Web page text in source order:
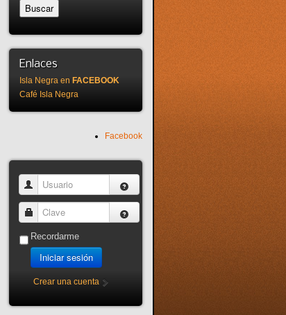
Enlaces
Isla Negra en FACEBOOK
Café Isla Negra
Facebook
Usuario
Clave
Recordarme
Iniciar sesión
Crear una cuenta